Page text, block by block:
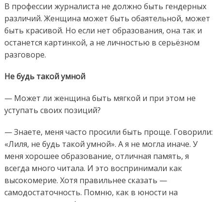
В профессии журналиста не должно быть гендерных
различий. Женщина может быть обаятельной, может
быть красивой. Но если нет образования, она так и
останется картинкой, а не личностью в серьёзном
разговоре.
Не будь такой умной
— Может ли женщина быть мягкой и при этом не
уступать своих позиций?
—Знаете, меня часто просили быть проще. Говорили:
«Лиля, не будь такой умной». А я не могла иначе. У
меня хорошее образование, отличная память, я
всегда много читала. И это воспринимали как
высокомерие. Хотя правильнее сказать —
самодостаточность. Помню, как в юности на